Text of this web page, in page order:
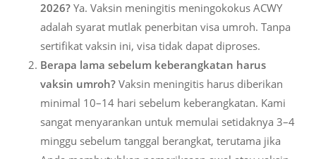
2026? Ya. Vaksin meningitis meningokokus ACWY
adalah syarat mutlak penerbitan visa umroh. Tanpa
sertifikat vaksin ini, visa tidak dapat diproses.
Berapa lama sebelum keberangkatan harus
vaksin umroh? Vaksin meningitis harus diberikan
minimal 10–14 hari sebelum keberangkatan. Kami
sangat menyarankan untuk memulai setidaknya 3–4
minggu sebelum tanggal berangkat, terutama jika